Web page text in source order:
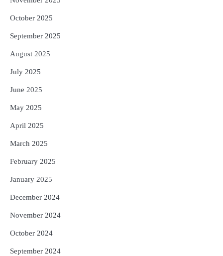
October 2025
September 2025
August 2025
July 2025
June 2025
May 2025
April 2025
March 2025
February 2025
January 2025
December 2024
November 2024
October 2024
September 2024